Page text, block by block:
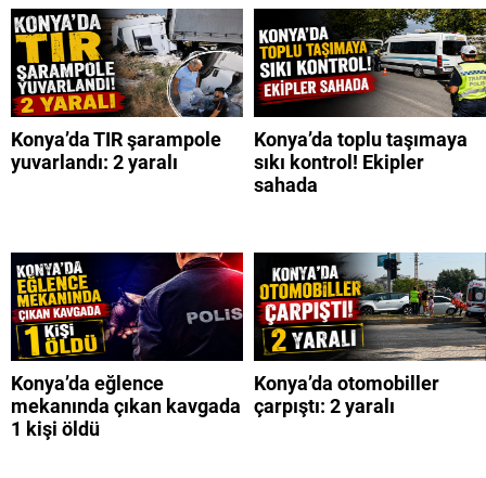
Konya’da TIR şarampole
yuvarlandı: 2 yaralı
Konya’da toplu taşımaya
sıkı kontrol! Ekipler
sahada
Konya’da eğlence
mekanında çıkan kavgada
1 kişi öldü
Konya’da otomobiller
çarpıştı: 2 yaralı